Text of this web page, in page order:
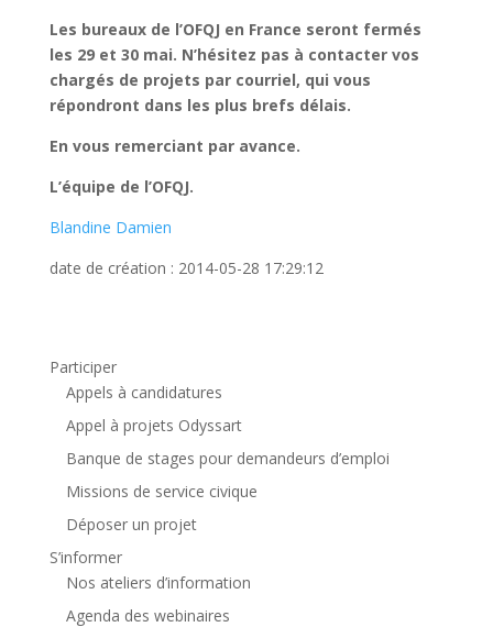
Les bureaux de l’OFQJ en France seront fermés
les 29 et 30 mai. N’hésitez pas à contacter vos
chargés de projets par courriel, qui vous
répondront dans les plus brefs délais.
En vous remerciant par avance.
L’équipe de l’OFQJ.
Blandine Damien
date de création : 2014-05-28 17:29:12
Participer
Appels à candidatures
Appel à projets Odyssart
Banque de stages pour demandeurs d’emploi
Missions de service civique
Déposer un projet
S’informer
Nos ateliers d’information
Agenda des webinaires